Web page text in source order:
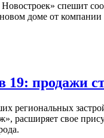
спешит
доме от компании
19: продажи
региональных
расширяет свое